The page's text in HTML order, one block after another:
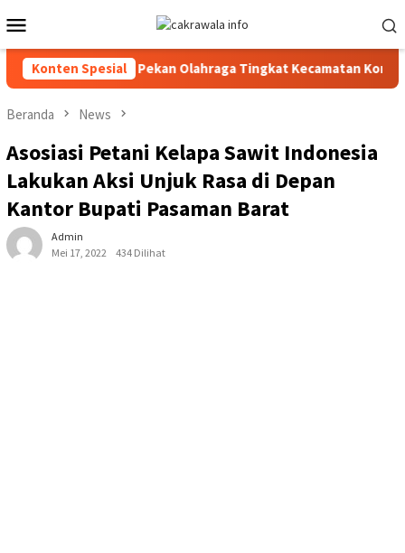
ke
kontenMobile
Konten Spesial
Meeting Pekan Olahraga Tingkat Kecamatan Konda
Beranda News
Asosiasi Petani Kelapa Sawit Indonesia
Lakukan Aksi Unjuk Rasa di Depan
Kantor Bupati Pasaman Barat
Admin
Mei 17, 2022
434 Dilihat